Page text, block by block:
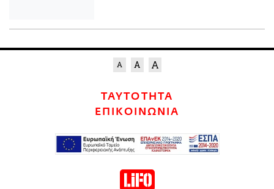
ΤΑΥΤΟΤΗΤΑ
ΕΠΙΚΟΙΝΩΝΙΑ